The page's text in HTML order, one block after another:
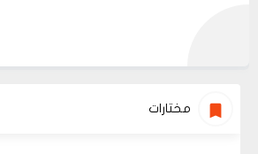
مختارات